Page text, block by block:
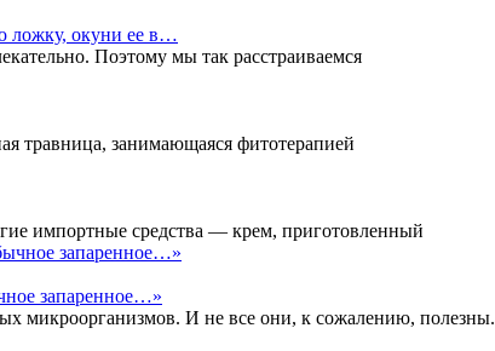
ложку, окуни ее в…
Поэтому мы так расстраиваемся
травница, занимающаяся фитотерапией
импортные средства — крем, приготовленный
запаренное…»
микроорганизмов. И не все они, к сожалению, полезны.